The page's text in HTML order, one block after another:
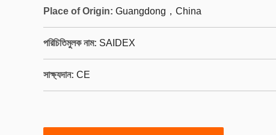
Place of Origin: Guangdong，China
পরিচিতিমুলক নাম: SAIDEX
সাক্ষ্যদান: CE